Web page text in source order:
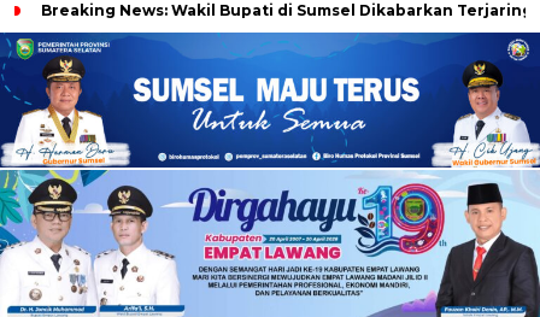
Breaking News: Wakil Bupati di Sumsel Dikabarkan Terjaring